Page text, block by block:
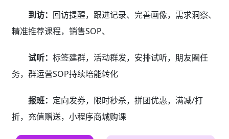
到访： 回访提醒，跟进记录、完善画像，需求洞察、
精准推荐课程，销售SOP、
试听： 标签建群，活动群发，安排试听，朋友圈任
务，群运营SOP持续培能转化
报班： 定向发券，限时秒杀，拼团优惠，满减/打
折，充值赠送，小程序商城购课